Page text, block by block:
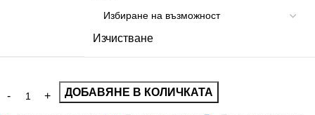
Изчистване
ДОБАВЯНЕ В КОЛИЧКАТА